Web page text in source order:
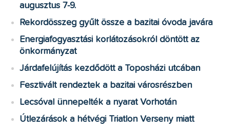
augusztus 7-9.
Rekordösszeg gyűlt össze a bazitai óvoda javára
Energiafogyasztási korlátozásokról döntött az
önkormányzat
Járdafelújítás kezdődött a Toposházi utcában
Fesztivált rendeztek a bazitai városrészben
Lecsóval ünnepelték a nyarat Vorhotán
Útlezárások a hétvégi Triatlon Verseny miatt